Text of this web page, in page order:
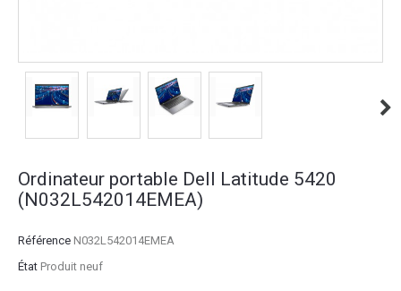
Ordinateur portable Dell Latitude 5420
(N032L542014EMEA)
Référence N032L542014EMEA
État Produit neuf